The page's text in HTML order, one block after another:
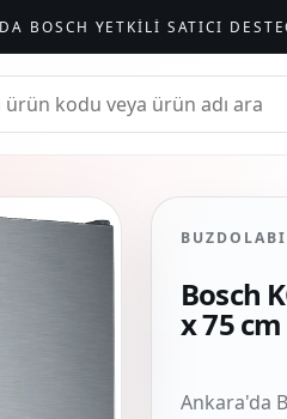
BOSCH YETKILI SATICI
BUZDOLABI
Bosch
x 75
Ankara'da